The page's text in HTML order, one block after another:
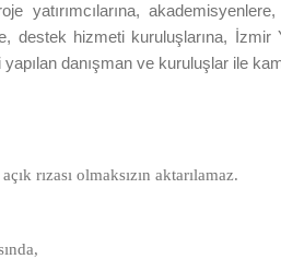
yatırımcılarına,
destek hizmeti kuruluşlarına,
danışman ve kuruluşlar ile
rızası olmaksızın aktarılamaz.